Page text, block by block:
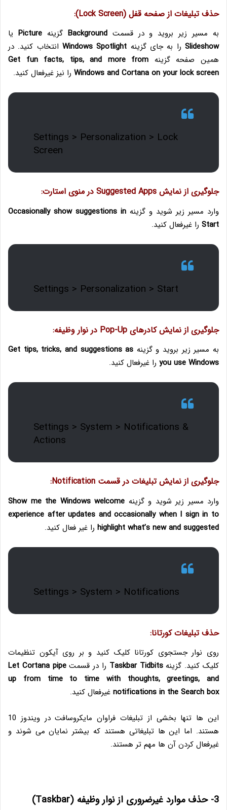
حذف تبلیغات از صفحه قفل (Lock Screen):
به مسیر زیر بروید و در قسمتBackground گزینهPicture یا
Slideshowرا به جای گزینه Windows Spotlight انتخاب کنید. در
همین صفحه گزینه Get fun facts, tips, and more from
Windows and Cortana on your lock screen را نیز غیرفعال کنید.
Settings > Personalization > Lock
Screen
جلوگیری از نمایش Suggested Apps در منوی استارت:
وارد مسیر زیر شوید و گزینه Occasionally show suggestions in
Start را غیرفعال کنید.
Settings > Personalization > Start
جلوگیری از نمایش کادرهای Pop-Up در نوار وظیفه:
به مسیر زیر بروید و گزینه Get tips, tricks, and suggestions as
you use Windows را غیرفعال کنید.
Settings > System > Notifications &
Actions
جلوگیری از نمایش تبلیغات در قسمت Notification:
وارد مسیر زیر شوید و گزینه Show me the Windows welcome
experience after updates and occasionally when I sign in to
highlight what’s new and suggested را غیر فعال کنید.
Settings > System > Notifications
حذف تبلیغات کورتانا:
روی نوار جستجوی کورتانا کلیک کنید و بر روی آیکون تنظیمات
کلیک کنید. گزینهTaskbar Tidbits را در قسمتLet Cortana pipe
up from time to time with thoughts, greetings, and
notifications in the Search box غیرفعال کنید.
این ها تنها بخشی از تبلیغات فراوان مایکروسافت در ویندوز 10
هستند. اما این ها تبلیغاتی هستند که بیشتر نمایان می شوند و
غیرفعال کردن آن ها مهم تر هستند.
3- حذف موارد غیرضروری از نوار وظیفه (Taskbar)